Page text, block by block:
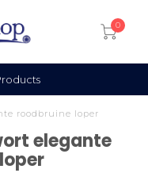
0
roodbruine loper
elegante